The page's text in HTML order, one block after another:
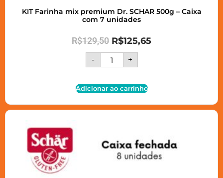
KIT Farinha mix premium Dr. SCHAR 500g – Caixa
com 7 unidades
R$129,50 R$125,65
- +
Adicionar ao carrinho